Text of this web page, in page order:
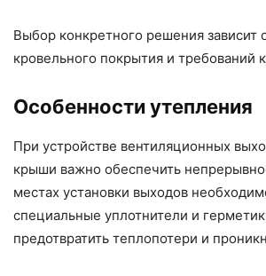
Выбор конкретного решения зависит
кровельного покрытия и требований
Особенности утепления
При устройстве вентиляционных
крыши важно обеспечить
местах установки выходов
специальные уплотнители и
предотвратить теплопотери и